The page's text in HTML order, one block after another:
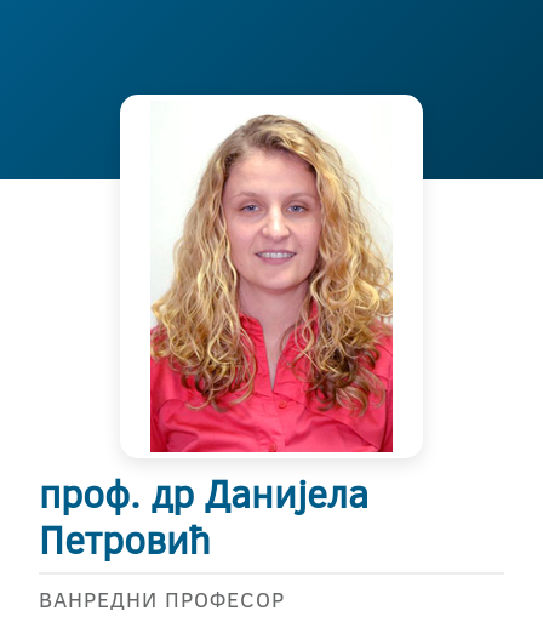
проф. др Данијела
Петровић
ВАНРЕДНИ ПРОФЕСОР